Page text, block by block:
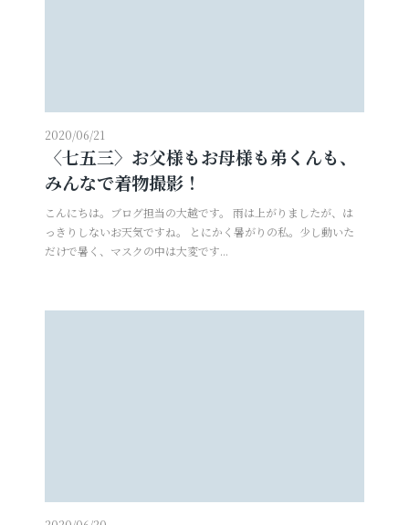
2020/06/21
〈七五三〉お父様もお母様も弟くんも、
みんなで着物撮影！
こんにちは。ブログ担当の大越です。 雨は上がりましたが、は
っきりしないお天気ですね。 とにかく暑がりの私。少し動いた
だけで暑く、マスクの中は大変です...